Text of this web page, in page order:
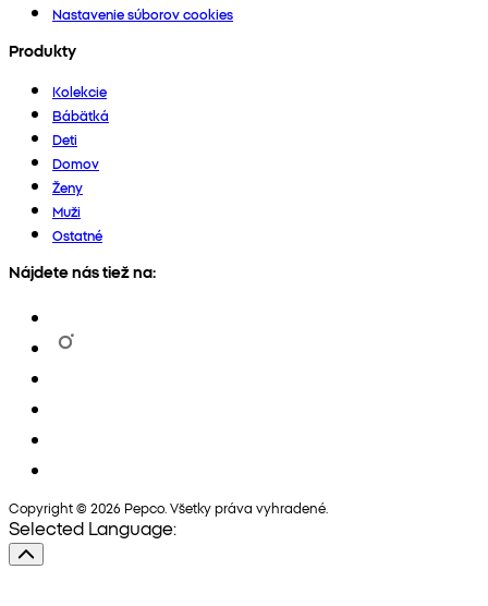
Nastavenie súborov cookies
Produkty
Kolekcie
Bábätká
Deti
Domov
Ženy
Muži
Ostatné
Nájdete nás tiež na:
Copyright © 2026 Pepco. Všetky práva vyhradené.
Selected Language: